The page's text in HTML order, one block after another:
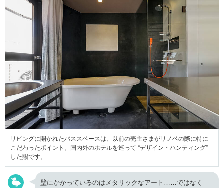
リビングに開かれたバススペースは、以前の売主さまがリノベの際に特に
こだわったポイント。国内外のホテルを巡って “デザイン・ハンティング”
した賜です。
壁にかかっているのはメタリックなアート……ではなく